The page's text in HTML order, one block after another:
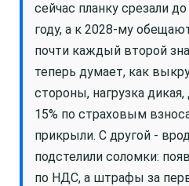
сейчас планку срезали
году, а к 2028-му
почти каждый второй
теперь думает, как
стороны, нагрузка
15% по страховым
прикрыли. С другой -
подстелили соломки:
по НДС, а штрафы за